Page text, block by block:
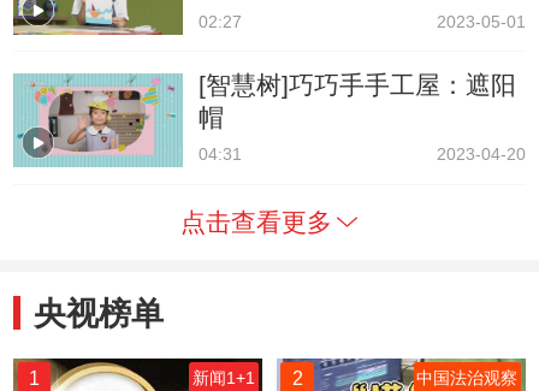
02:27 2023-05-01
[智慧树]巧巧手手工屋：遮阳
帽
04:31 2023-04-20
点击查看更多
央视榜单
1 新闻1+1 2 中国法治观察